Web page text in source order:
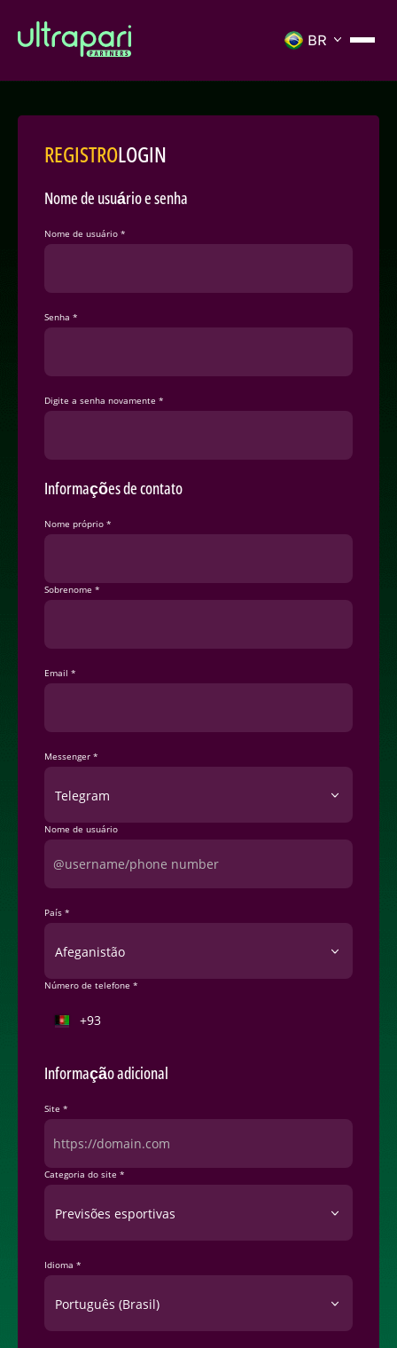
REGISTROLOGIN
Nome de usuário e senha
Nome de usuário *
Senha *
Digite a senha novamente *
Informação adicional
Site *
Categoria do site *
Previsões esportivas
Idioma *
Português (Brasil)
Informações de contato
Nome próprio *
Sobrenome *
Email *
Messenger *
Telegram
Nome de usuário
País *
Afeganistão
Número de telefone *